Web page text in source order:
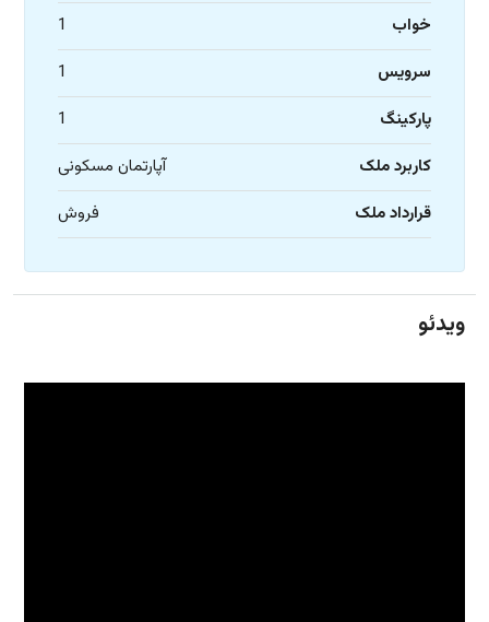
خواب
1
سرویس
1
پارکینگ
1
کاربرد ملک
آپارتمان مسکونی
قرارداد ملک
فروش
ویدئو